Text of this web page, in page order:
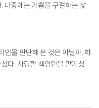
나중에는 기쁨을 구걸하는 삶
인을 판단해 온 것은 아닐까. 하
다. 사랑할 책임만을 맡기셨